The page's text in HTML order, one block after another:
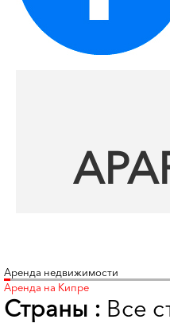
Аренда недвижимости
Аренда на Кипре
Страны : Все